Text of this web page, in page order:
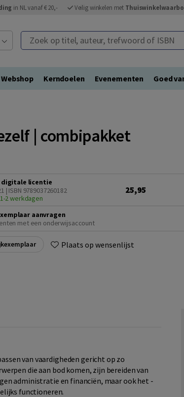
in NL vanaf € 20,- Veilig winkelen met
Zoek op titel, auteur, trefwoord of ISBN
Webshop Kerndoelen Evenementen Goed
| combipakket
digitale licentie
| ISBN 9789037260182
2 werkdagen
25,95
aanvragen
met een onderwijsaccount
Plaats op wensenlijst
van vaardigheden gericht op zo
die aan bod komen, zijn bereiden van
administratie en financiën, maar ook het -
functioneren.